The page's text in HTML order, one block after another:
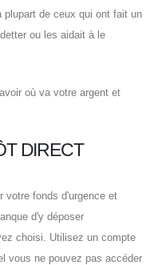
plupart de ceux qui ont fait un
ou les aidait à le
où va votre argent et
DIRECT
votre fonds d'urgence et
d'y déposer
choisi. Utilisez un compte
vous ne pouvez pas accéder